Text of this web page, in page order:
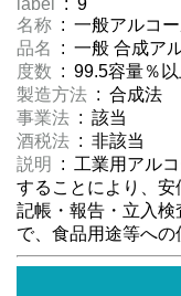
label
: 9
名称 : 一般アルコ
品名
: 一般 合成ア
度数 : 99.5容量％以
製造方法 : 合成法
事業法 : 該当
酒税法 : 非該当
説明
: 工業用アル
することにより、
記帳・報告・立入
で、食品用途等への